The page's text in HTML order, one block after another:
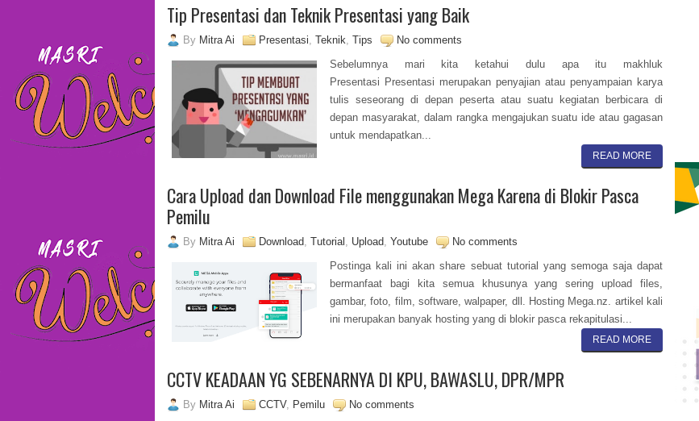
Tip Presentasi dan Teknik Presentasi yang Baik
By Mitra Ai Presentasi Teknik Tips
No comments
Sebelumnya mari kita ketahui dulu apa itu makhluk
Presentasi Presentasi merupakan penyajian atau penyampaian karya
tulis seseorang di depan peserta atau suatu kegiatan berbicara di
depan masyarakat, dalam rangka mengajukan suatu ide atau gagasan
untuk mendapatkan...
READ MORE
Cara Upload dan Download File menggunakan Mega Karena di Blokir Pasca
Pemilu
By Mitra Ai Download Tutorial Upload Youtube
No comments
Postinga kali ini akan share sebuat tutorial yang semoga saja dapat
bermanfaat bagi kita semua khusunya yang sering upload files,
gambar, foto, film, software, walpaper, dll. Hosting Mega.nz. artikel kali
ini merupakan banyak hosting yang di blokir pasca rekapitulasi...
READ MORE
CCTV KEADAAN YG SEBENARNYA DI KPU, BAWASLU, DPR/MPR
By Mitra Ai CCTV, Pemilu
No comments